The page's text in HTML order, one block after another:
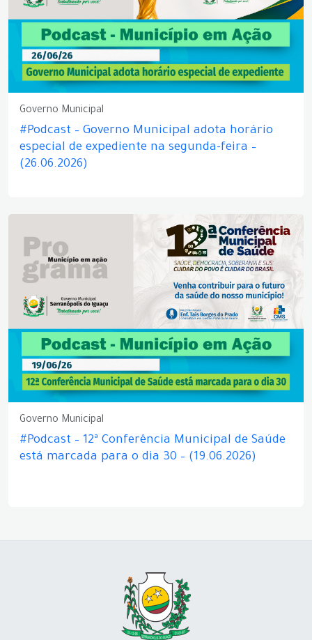
Governo Municipal
#Podcast – Governo Municipal adota horário
especial de expediente na segunda-feira –
(26.06.2026)
Governo Municipal
#Podcast – 12ª Conferência Municipal de Saúde
está marcada para o dia 30 – (19.06.2026)